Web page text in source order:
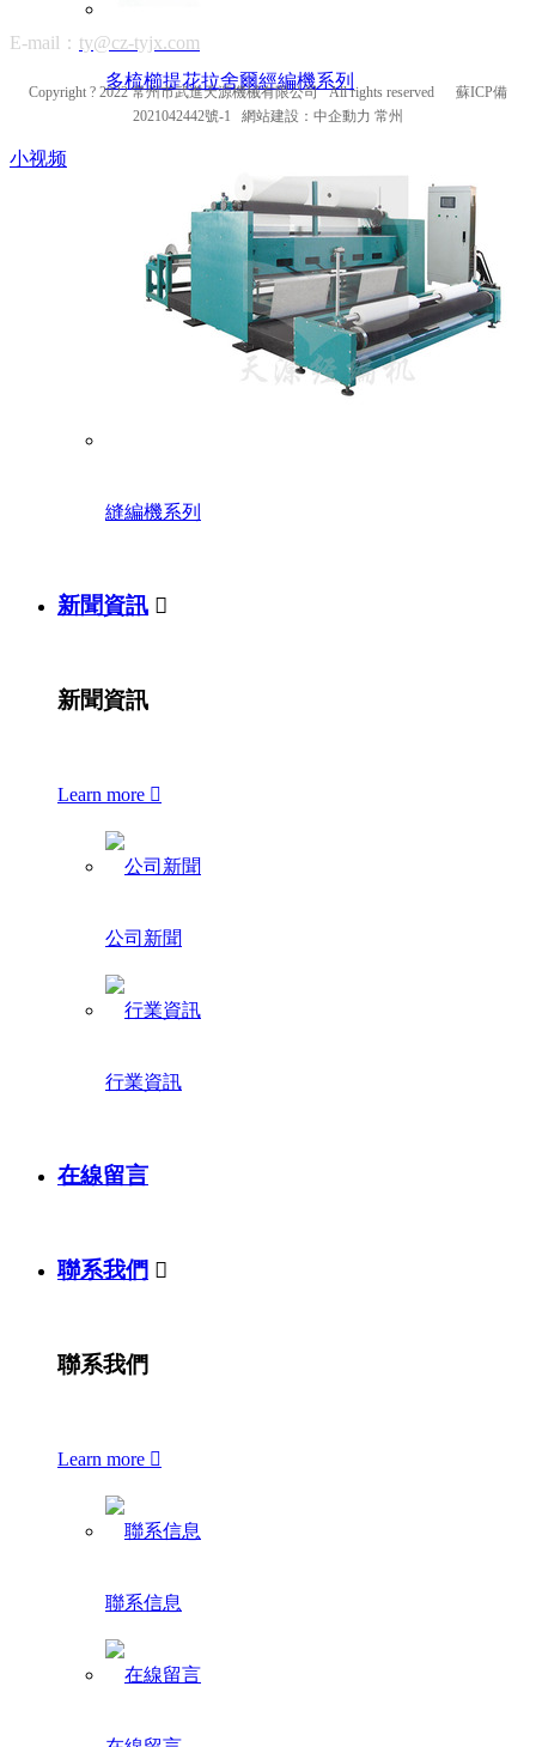
多梳櫛提花拉舍爾經編機系列
縫編機系列
新聞資訊 
新聞資訊
Learn more 
公司新聞
行業資訊
在線留言
聯系我們 
聯系我們
Learn more 
聯系信息
E-mail： ty@cz-tyjx.com
Copyright ? 2022 常州市武進天源機械有限公司 All rights reserved
蘇ICP備
2021042442號-1 網站建設： 中企動力 常州
小视频